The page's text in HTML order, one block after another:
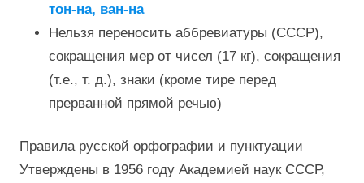
тон-на, ван-на
Нельзя переносить аббревиатуры (СССР),
сокращения мер от чисел (17 кг), сокращения
(т.е., т. д.), знаки (кроме тире перед
прерванной прямой речью)
Правила русской орфографии и пунктуации
Утверждены в 1956 году Академией наук СССР,